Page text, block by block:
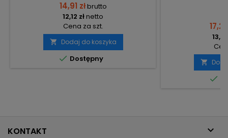
14,91 złbrutto
12,12 złnetto
Cena za szt.
 Dodaj do koszyka
 Dostępny 

KONTAKT 